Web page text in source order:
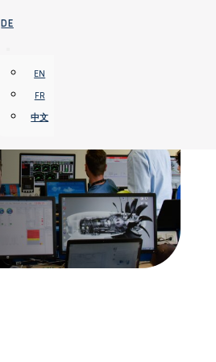
Zum Footer springen
DE
EN
FR
中文